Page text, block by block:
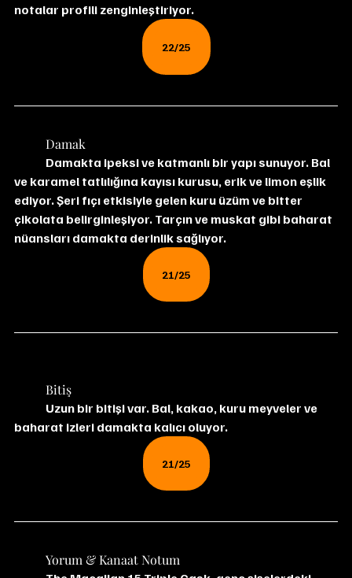
notalar profili zenginleştiriyor.
22/25
	Damak
ve karamel tatlılığına kayısı kurusu, erik ve limon eşlik
ediyor. Şeri fıçı etkisiyle gelen kuru üzüm ve bitter
çikolata belirginleşiyor. Tarçın ve muskat gibi baharat
nüansları damakta derinlik sağlıyor.
21/25
	Bitiş
baharat izleri damakta kalıcı oluyor.
21/25
	Yorum & Kanaat Notum